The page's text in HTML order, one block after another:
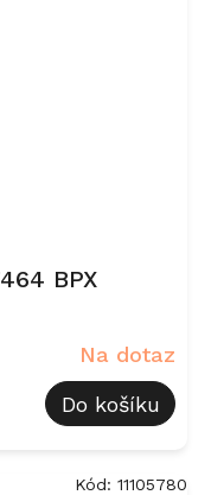
BPX
Na dotaz
Do košíku
Kód: 11105780